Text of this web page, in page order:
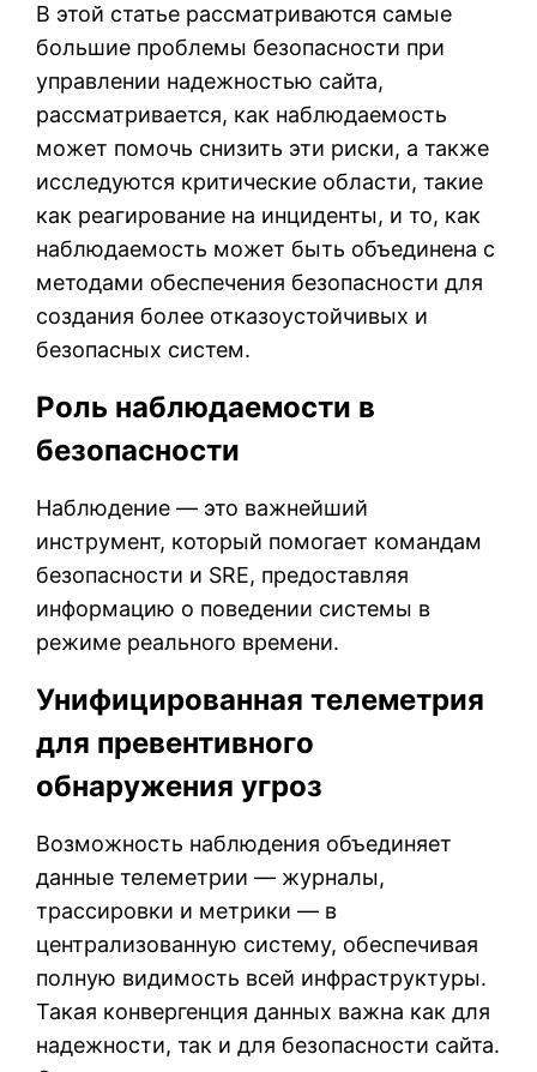
В этой статье рассматриваются самые
большие проблемы безопасности при
управлении надежностью сайта,
рассматривается, как наблюдаемость
может помочь снизить эти риски, а также
исследуются критические области, такие
как реагирование на инциденты, и то, как
наблюдаемость может быть объединена с
методами обеспечения безопасности для
создания более отказоустойчивых и
безопасных систем.
Роль наблюдаемости в
безопасности
Наблюдение — это важнейший
инструмент, который помогает командам
безопасности и SRE, предоставляя
информацию о поведении системы в
режиме реального времени.
Унифицированная телеметрия
для превентивного
обнаружения угроз
Возможность наблюдения объединяет
данные телеметрии — журналы,
трассировки и метрики — в
централизованную систему, обеспечивая
полную видимость всей инфраструктуры.
Такая конвергенция данных важна как для
надежности, так и для безопасности сайта.